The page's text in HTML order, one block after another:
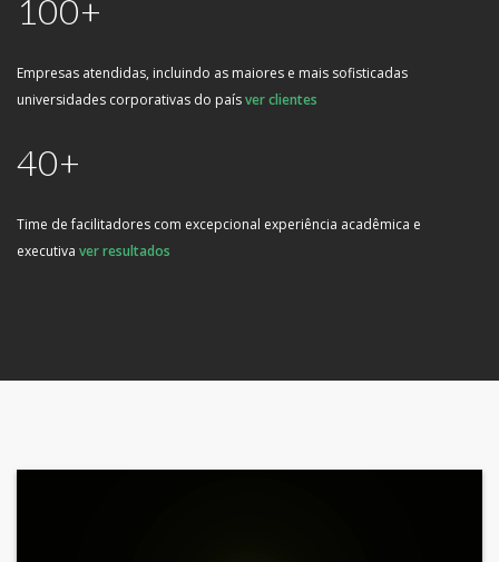
100+
Empresas atendidas, incluindo as maiores e mais sofisticadas
universidades corporativas do paísver clientes
40+
Time de facilitadores com excepcional experiência acadêmica e
executiva ver resultados